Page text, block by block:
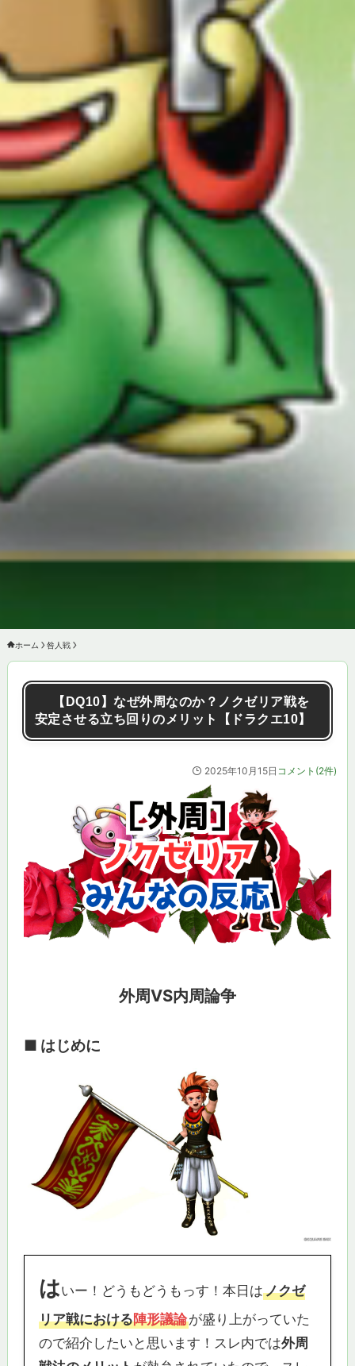
ホーム 咎人戦
【DQ10】なぜ外周なのか？ノクゼリア戦を
安定させる立ち回りのメリット【ドラクエ10】
2025年10月15日 コメント(2件)
外周VS内周論争
■ はじめに
はいー！どうもどうもっす！本日はノクゼ
リア戦における陣形議論が盛り上がっていた
ので紹介したいと思います！スレ内では外周